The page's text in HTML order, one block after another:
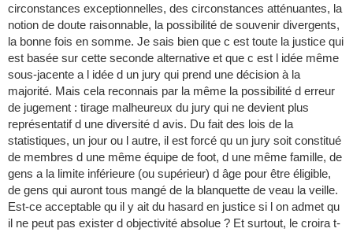
circonstances exceptionnelles, des circonstances atténuantes, la
notion de doute raisonnable, la possibilité de souvenir divergents,
la bonne fois en somme. Je sais bien que c est toute la justice qui
est basée sur cette seconde alternative et que c est l idée même
sous-jacente a l idée d un jury qui prend une décision à la
majorité. Mais cela reconnais par la même la possibilité d erreur
de jugement : tirage malheureux du jury qui ne devient plus
représentatif d une diversité d avis. Du fait des lois de la
statistiques, un jour ou l autre, il est forcé qu un jury soit constitué
de membres d une même équipe de foot, d une même famille, de
gens a la limite inférieure (ou supérieur) d âge pour être éligible,
de gens qui auront tous mangé de la blanquette de veau la veille.
Est-ce acceptable qu il y ait du hasard en justice si l on admet qu
il ne peut pas exister d objectivité absolue ? Et surtout, le croira t-